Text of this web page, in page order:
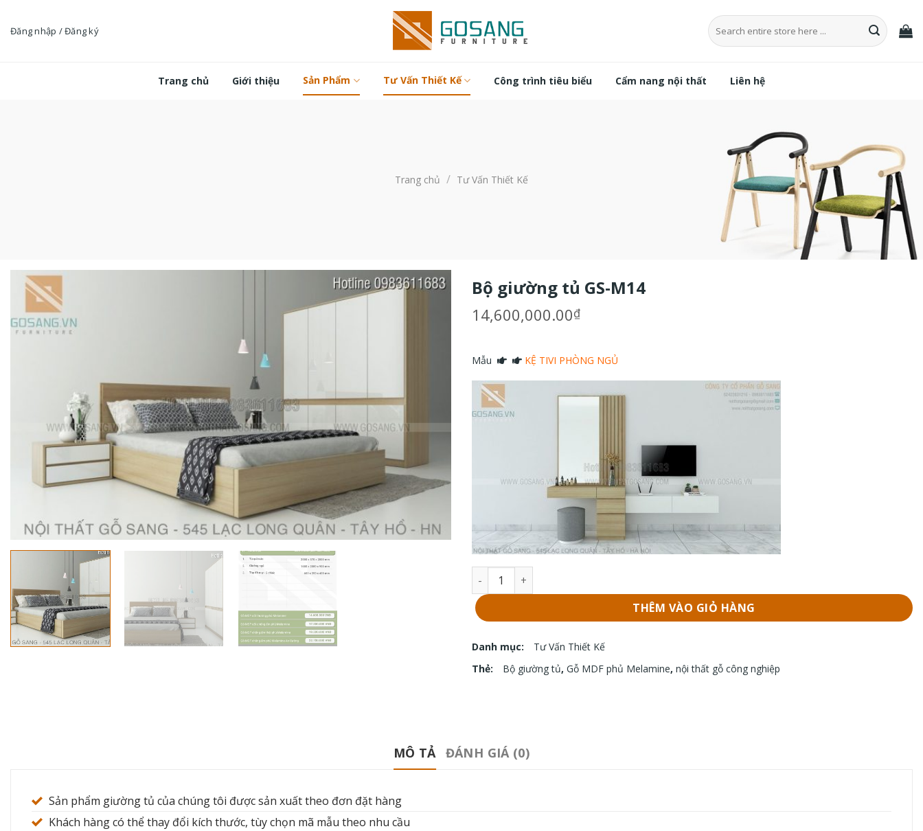
quaĐăng nhập / Đăng ký
Tìm
kiếm:
Trang chủ Giới thiệu Sản Phẩm Tư Vấn Thiết Kế Công trình tiêu biểu Cẩm nang nội thất Liên hệ
Trang chủ / Tư Vấn Thiết Kế
Bộ giường tủ GS-M14
14,600,000.00₫
Mẫu KỆ TIVI PHÒNG NGỦ
Bộ giường tủ GS-M14 số lượng
THÊM VÀO GIỎ HÀNG
Danh mục:
Tư Vấn Thiết Kế
Thẻ:
Bộ giường tủ, Gỗ MDF phủ Melamine, nội thất gỗ công nghiệp
MÔ TẢ ĐÁNH GIÁ (0)
Sản phẩm giường tủ của chúng tôi được sản xuất theo đơn đặt hàng
Khách hàng có thể thay đổi kích thước, tùy chọn mã mẫu theo nhu cầu